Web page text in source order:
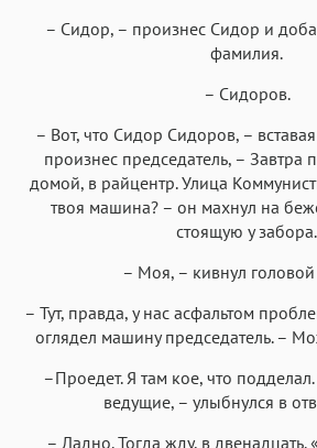
– Сидор, – произнес Сидор и
фамилия.
– Сидоров.
– Вот, что Сидор Сидоров, –
произнес председатель, – Завтра
домой, в райцентр. Улица
твоя машина? – он махнул на
стоящую у забора.
– Моя, – кивнул
– Тут, правда, у нас асфальтом
оглядел машину председатель. –
–Проедет. Я там кое, что
ведущие, – улыбнулся в
– Ладно. Тогда жду, в двенадцать.